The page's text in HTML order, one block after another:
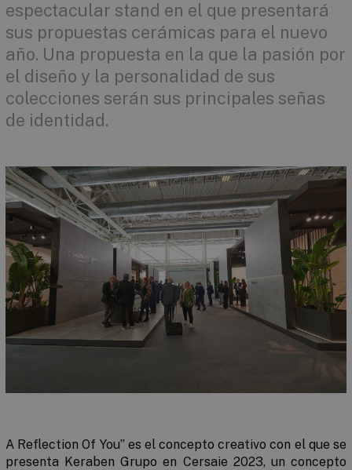
espectacular stand en el que presentará
sus propuestas cerámicas para el nuevo
año. Una propuesta en la que la pasión por
el diseño y la personalidad de sus
colecciones serán sus principales señas
de identidad.
A Reflection Of You” es el concepto creativo con el que se
presenta Keraben Grupo en Cersaie 2023, un concepto